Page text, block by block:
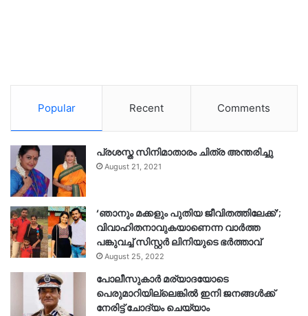
Popular Recent Comments
പ്രശസ്ത സിനിമാതാരം ചിത്ര അന്തരിച്ചു
August 21, 2021
‘ഞാനും മക്കളും പുതിയ ജീവിതത്തിലേക്ക്’;
വിവാഹിതനാവുകയാണെന്ന വാർത്ത
പങ്കുവച്ച് സിസ്റ്റർ ലിനിയുടെ ഭർത്താവ്
August 25, 2022
പോലീസുകാര്‍ മര്യാദയോടെ
പെരുമാറിയില്ലെങ്കില്‍ ഇനി ജനങ്ങള്‍ക്ക്
നേരിട്ട് ചോദ്യം ചെയ്യാം